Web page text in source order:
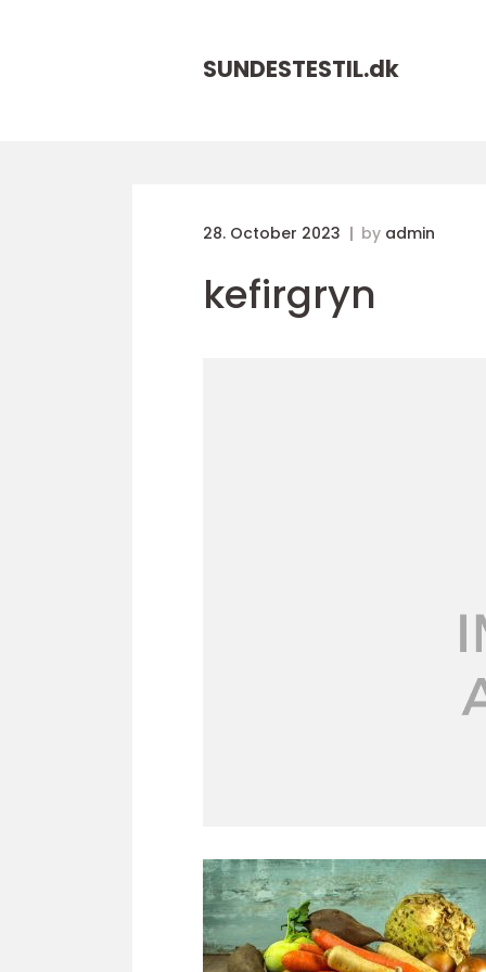
SUNDESTESTIL.dk
28. October 2023 by admin
kefirgryn